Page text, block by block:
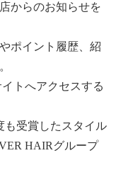
からのお知らせを
ポイント履歴、紹
トへアクセスする
受賞したスタイル
HAIRグループ